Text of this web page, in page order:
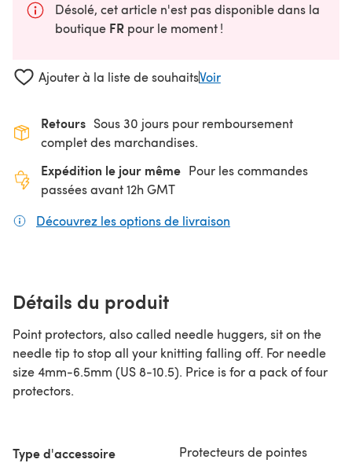
Désolé, cet article n'est pas disponible dans la
boutique FR pour le moment !
Ajouter à la liste de souhaitsVoir
Retours Sous 30 jours pour remboursement
complet des marchandises.
Expédition le jour même Pour les commandes
passées avant 12h GMT
Découvrez les options de livraison
Détails du produit
Point protectors, also called needle huggers, sit on the
needle tip to stop all your knitting falling off. For needle
size 4mm-6.5mm (US 8-10.5). Price is for a pack of four
protectors.
Type d'accessoire Protecteurs de pointes